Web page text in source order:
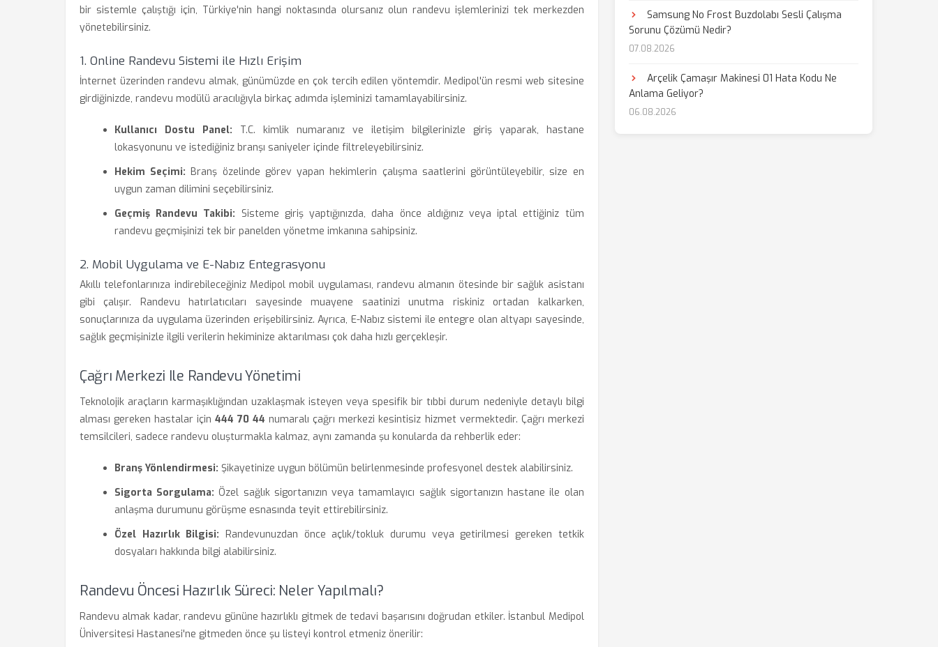
bir sistemle çalıştığı için, Türkiye'nin hangi noktasında olursanız olun randevu işlemlerinizi tek merkezden
yönetebilirsiniz.
1. Online Randevu Sistemi ile Hızlı Erişim
İnternet üzerinden randevu almak, günümüzde en çok tercih edilen yöntemdir. Medipol'ün resmi web sitesine
girdiğinizde, randevu modülü aracılığıyla birkaç adımda işleminizi tamamlayabilirsiniz.
Kullanıcı Dostu Panel: T.C. kimlik numaranız ve iletişim bilgilerinizle giriş yaparak, hastane
lokasyonunu ve istediğiniz branşı saniyeler içinde filtreleyebilirsiniz.
Hekim Seçimi: Branş özelinde görev yapan hekimlerin çalışma saatlerini görüntüleyebilir, size en
uygun zaman dilimini seçebilirsiniz.
Geçmiş Randevu Takibi: Sisteme giriş yaptığınızda, daha önce aldığınız veya iptal ettiğiniz tüm
randevu geçmişinizi tek bir panelden yönetme imkanına sahipsiniz.
2. Mobil Uygulama ve E-Nabız Entegrasyonu
Akıllı telefonlarınıza indirebileceğiniz Medipol mobil uygulaması, randevu almanın ötesinde bir sağlık asistanı
gibi çalışır. Randevu hatırlatıcıları sayesinde muayene saatinizi unutma riskiniz ortadan kalkarken,
sonuçlarınıza da uygulama üzerinden erişebilirsiniz. Ayrıca, E-Nabız sistemi ile entegre olan altyapı sayesinde,
sağlık geçmişinizle ilgili verilerin hekiminize aktarılması çok daha hızlı gerçekleşir.
Çağrı Merkezi Ile Randevu Yönetimi
Teknolojik araçların karmaşıklığından uzaklaşmak isteyen veya spesifik bir tıbbi durum nedeniyle detaylı bilgi
alması gereken hastalar için444 70 44 numaralı çağrı merkezi kesintisiz hizmet vermektedir. Çağrı merkezi
temsilcileri, sadece randevu oluşturmakla kalmaz, aynı zamanda şu konularda da rehberlik eder:
Branş Yönlendirmesi: Şikayetinize uygun bölümün belirlenmesinde profesyonel destek alabilirsiniz.
Sigorta Sorgulama: Özel sağlık sigortanızın veya tamamlayıcı sağlık sigortanızın hastane ile olan
anlaşma durumunu görüşme esnasında teyit ettirebilirsiniz.
Özel Hazırlık Bilgisi: Randevunuzdan önce açlık/tokluk durumu veya getirilmesi gereken tetkik
dosyaları hakkında bilgi alabilirsiniz.
Randevu Öncesi Hazırlık Süreci: Neler Yapılmalı?
Randevu almak kadar, randevu gününe hazırlıklı gitmek de tedavi başarısını doğrudan etkiler. İstanbul Medipol
Üniversitesi Hastanesi'ne gitmeden önce şu listeyi kontrol etmeniz önerilir:
Samsung No Frost Buzdolabı Sesli Çalışma
Sorunu Çözümü Nedir?
07.08.2026
Arçelik Çamaşır Makinesi 01 Hata Kodu Ne
Anlama Geliyor?
06.08.2026